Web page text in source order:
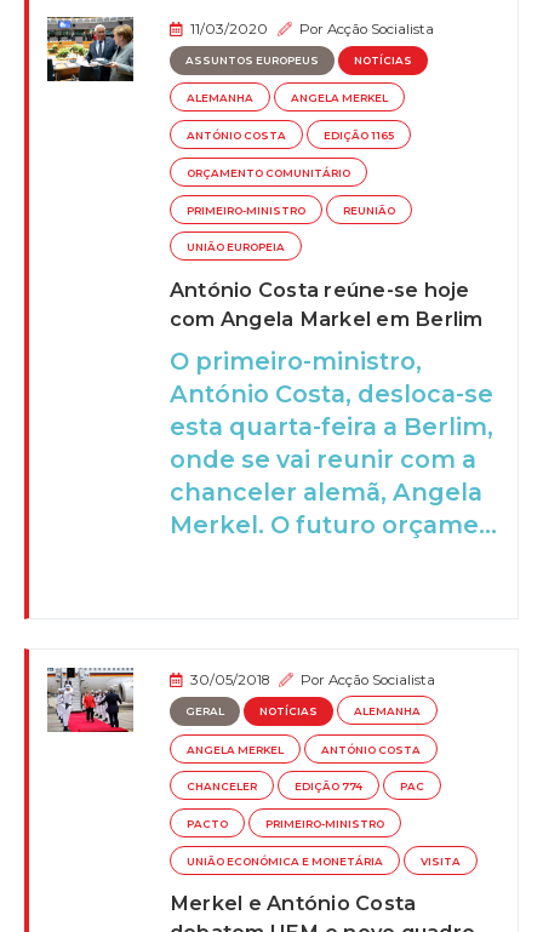
11/03/2020 PorAcção Socialista
ASSUNTOS EUROPEUS NOTÍCIAS
ALEMANHA ANGELA MERKEL
ANTÓNIO COSTA EDIÇÃO 1165
ORÇAMENTO COMUNITÁRIO
PRIMEIRO-MINISTRO REUNIÃO
UNIÃO EUROPEIA
António Costa reúne-se hoje
com Angela Markel em Berlim
O primeiro-ministro,
António Costa, desloca-se
esta quarta-feira a Berlim,
onde se vai reunir com a
chanceler alemã, Angela
Merkel. O futuro orçame...
30/05/2018 PorAcção Socialista
GERAL NOTÍCIAS ALEMANHA
ANGELA MERKEL ANTÓNIO COSTA
CHANCELER EDIÇÃO 774 PAC
PACTO PRIMEIRO-MINISTRO
UNIÃO ECONÓMICA E MONETÁRIA VISITA
Merkel e António Costa